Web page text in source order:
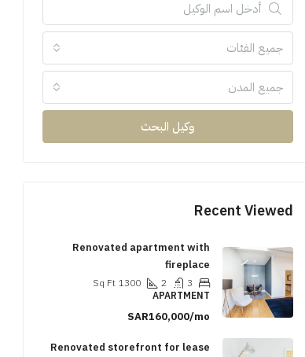
جميع الفئات
جميع المدن
وكيل البحث
Recent Viewed
Renovated apartment with
fireplace
3
2
1300
Sq Ft
APARTMENT
SAR160,000/mo
Renovated storefront for lease